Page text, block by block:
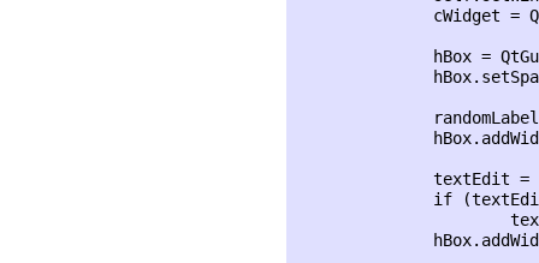
cWidget =
hBox =
textEdit =
if